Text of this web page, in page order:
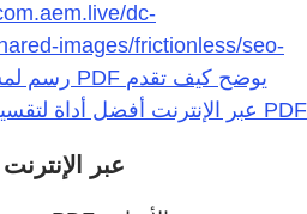
dc-
images/frictionless/seo-
خدمات Adobe Acrobat عبر الإنترنت أفضل أداة لتقسيم PDF
أفضل أداة تقسيم PDF عبر الإنترنت